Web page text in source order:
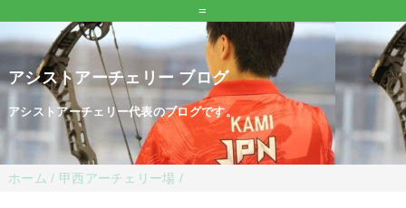
=
アシストアーチェリー ブログ
アシストアーチェリー代表のブログです。
ホーム / 甲西アーチェリー場 /